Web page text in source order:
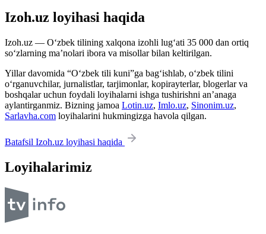
Izoh.uz loyihasi haqida
Izoh.uz — O‘zbek tilining xalqona izohli lug‘ati 35 000 dan ortiq
so‘zlarning ma’nolari ibora va misollar bilan keltirilgan.
Yillar davomida “O‘zbek tili kuni”ga bag‘ishlab, o‘zbek tilini
o‘rganuvchilar, jurnalistlar, tarjimonlar, kopirayterlar, blogerlar va
boshqalar uchun foydali loyihalarni ishga tushirishni an’anaga
aylantirganmiz. Bizning jamoa Lotin.uz, Imlo.uz, Sinonim.uz,
Sarlavha.com loyihalarini hukmingizga havola qilgan.
Batafsil Izoh.uz loyihasi haqida
Loyihalarimiz